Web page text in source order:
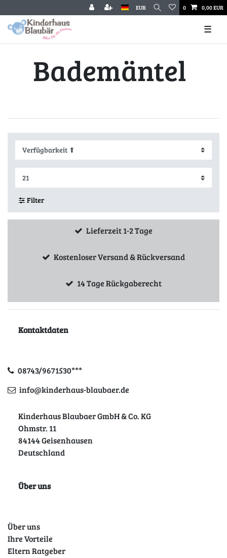
EUR 0 0,00 EUR
☰
Bademäntel
Filter
Lieferzeit 1-2 Tage
Kostenloser Versand & Rückversand
14 Tage Rückgaberecht
Kontaktdaten
08743/9671530***
info@kinderhaus-blaubaer.de
Kinderhaus Blaubaer GmbH & Co. KG
Ohmstr. 11
84144 Geisenhausen
Deutschland
Über uns
Über uns
Ihre Vorteile
Eltern Ratgeber